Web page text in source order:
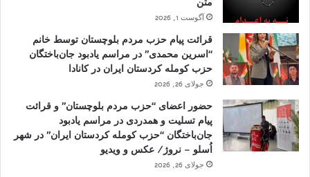
آگوست 1, 2026
قرائت پیام حزب مردم بلوچستان توسط خانم
“اسرین محمدی” در مراسم یادبود جان‌باختگان
حزب کومله کردستان ایران در کانادا
جولای 26, 2026
حضور اعضای “حزب مردم بلوچستان” و قرائت
پیام تسلیت و همدردی در مراسم یادبود
جان‌باختگان “حزب کومله کردستان ایران” در شهر
اُسلو – نروژ/ عکس و ویدیو
جولای 26, 2026